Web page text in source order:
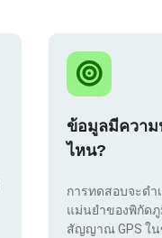
ข้อมูลมีความ
ไหน?
การทดสอบจะด
แม่นยำของพิกัด
สัญญาณ GPS ใ